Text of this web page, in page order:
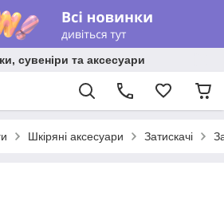
сувеніри та аксесуари
Шкіряні аксесуари Затискачі